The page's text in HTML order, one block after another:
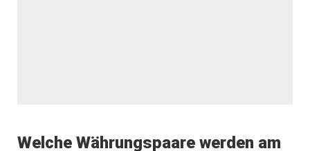
Welche Währungspaare werden am